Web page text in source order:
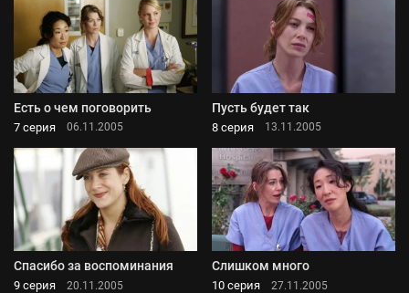
Есть о чем поговорить
7 серия 06.11.2005
Пусть будет так
8 серия 13.11.2005
Спасибо за воспоминания
9 серия 20.11.2005
Слишком много
10 серия 27.11.2005